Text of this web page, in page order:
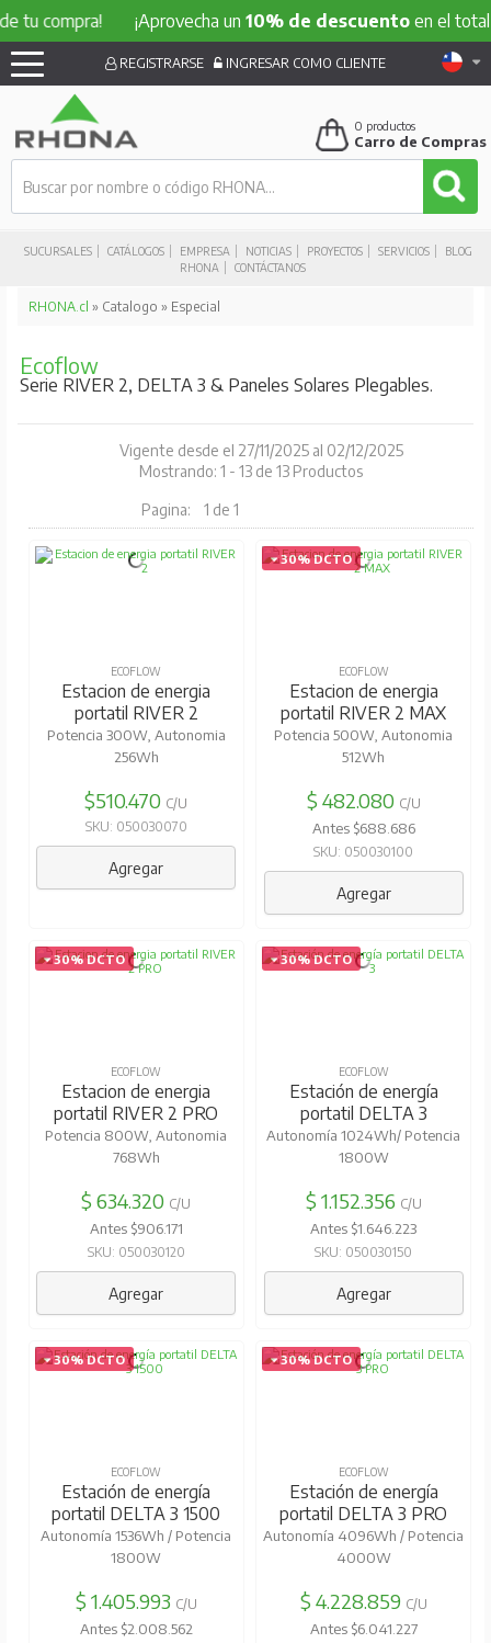
¡Aprovecha un10% de descuentoen el total de tu
SUCURSALES CATÁLOGOS EMPRESA NOTICIAS PROYECTOS SERVICIOS
BLOG
RHONA
CONTÁCTANOS
REGISTRARSE INGRESAR COMO CLIENTE
0 productos
Carro de Compras
RHONA.cl » Catalogo » Especial
Ecoflow
Serie RIVER 2, DELTA 3 & Paneles Solares Plegables.
Vigente desde el 27/11/2025 al 02/12/2025
Mostrando: 1 - 13 de 13 Productos
Pagina: 1 de 1
ECOFLOW
Estacion de energia
portatil RIVER 2
Potencia 300W, Autonomia
256Wh
$510.470 C/U
SKU: 050030070
Agregar
30% DCTO
ECOFLOW
Estacion de energia
portatil RIVER 2 MAX
Potencia 500W, Autonomia
512Wh
$ 482.080 C/U
Antes $688.686
SKU: 050030100
Agregar
30% DCTO
ECOFLOW
Estacion de energia
portatil RIVER 2 PRO
Potencia 800W, Autonomia
768Wh
$ 634.320 C/U
Antes $906.171
SKU: 050030120
Agregar
30% DCTO
ECOFLOW
Estación de energía
portatil DELTA 3
Autonomía 1024Wh/ Potencia
1800W
$ 1.152.356 C/U
Antes $1.646.223
SKU: 050030150
Agregar
30% DCTO
ECOFLOW
Estación de energía
portatil DELTA 3 1500
Autonomía 1536Wh / Potencia
1800W
$ 1.405.993 C/U
Antes $2.008.562
30% DCTO
ECOFLOW
Estación de energía
portatil DELTA 3 PRO
Autonomía 4096Wh / Potencia
4000W
$ 4.228.859 C/U
Antes $6.041.227